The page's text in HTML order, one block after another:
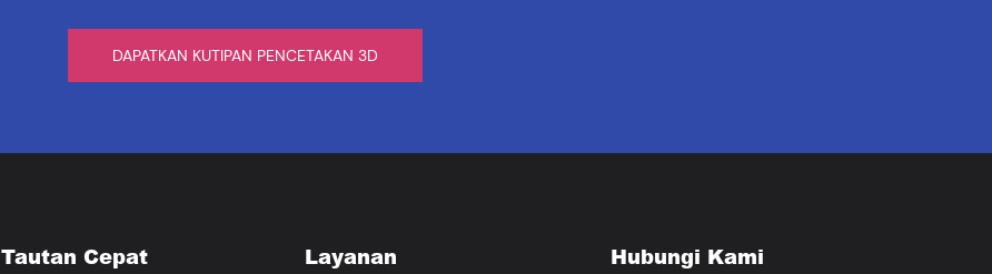
DAPATKAN KUTIPAN PENCETAKAN 3D
Tautan Cepat Layanan Hubungi Kami